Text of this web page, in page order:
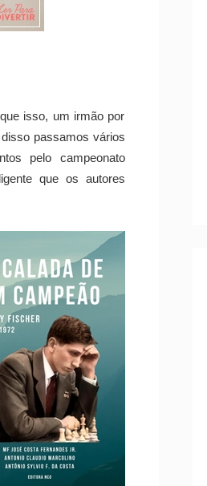
isso, um irmão por
passamos vários
pelo campeonato
que os autores